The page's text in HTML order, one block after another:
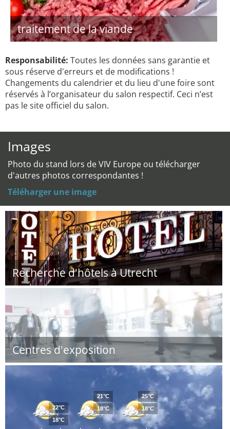
traitement de la viande
Responsabilité: Toutes les données sans garantie et
sous réserve d'erreurs et de modifications !
Changements du calendrier et du lieu d'une foire sont
réservés à l’organisateur du salon respectif. Ceci n’est
pas le site officiel du salon.
Images
Photo du stand lors de VIV Europe ou télécharger
d'autres photos correspondantes !
Téléharger une image
Recherche d'hôtels à Utrecht
Centres d'exposition
22°C
18°C
21°C
18°C
25°C
18°C